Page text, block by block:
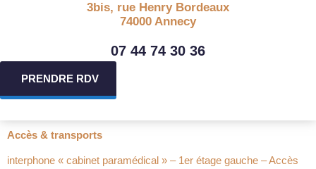
3bis, rue Henry Bordeaux
74000 Annecy
07 44 74 30 36
PRENDRE RDV
Accès & transports
interphone « cabinet paramédical » – 1er étage gauche – Accès